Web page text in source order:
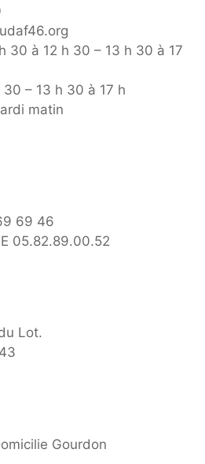
30 à 12 h 30 – 13 h 30 à 17
– 13 h 30 à 17 h
matin
69 46
05.82.89.00.52
Lot.
Gourdon